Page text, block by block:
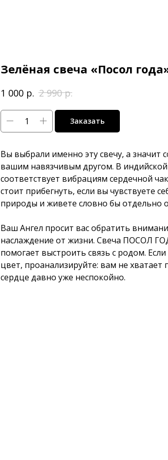
Зелёная свеча «Посол
1 000 р. 2 990 р.
Заказать
Вы выбрали именно эту свечу, а значит
вашим навязчивым другом. В
соответствует вибрациям сердечной
стоит прибегнуть, если вы чувствуете
природы и живете словно бы отдельно
Ваш Ангел просит вас обратить
наслаждение от жизни. Свеча ПОСОЛ
помогает выстроить связь с родом.
цвет, проанализируйте: вам не
сердце давно уже неспокойно.